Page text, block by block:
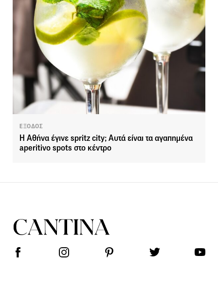
ΕΞΟΔΟΣ
Η Αθήνα έγινε spritz city; Αυτά είναι τα αγαπημένα
aperitivo spots στο κέντρο